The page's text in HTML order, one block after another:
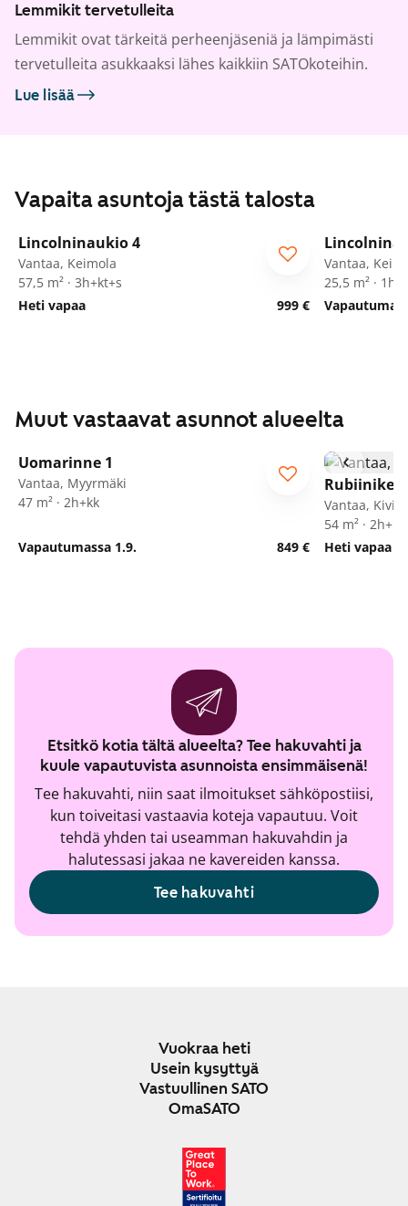
Lemmikit tervetulleita
Lemmikit ovat tärkeitä perheenjäseniä ja lämpimästi
tervetulleita asukkaaksi lähes kaikkiin SATOkoteihin.
Lue lisää
Vapaita asuntoja tästä talosta
/42
Lincolninaukio 4
Vantaa, Keimola
57,5 m² · 3h+kt+s
Heti vapaa
999 €
Vantaa,
25,5 m² ·
Muut vastaavat asunnot alueelta
Uomarinne 1
Vantaa, Myyrmäki
47 m² · 2h+kk
Vapautumassa 1.9. 849 €
Vantaa,
54 m² · 2h+kt
Heti vapaa
Etsitkö kotia tältä alueelta? Tee hakuvahti ja
kuule vapautuvista asunnoista ensimmäisenä!
Tee hakuvahti, niin saat ilmoitukset sähköpostiisi,
kun toiveitasi vastaavia koteja vapautuu. Voit
tehdä yhden tai useamman hakuvahdin ja
halutessasi jakaa ne kavereiden kanssa.
Tee hakuvahti
Vuokraa heti
Usein kysyttyä
Vastuullinen SATO
OmaSATO